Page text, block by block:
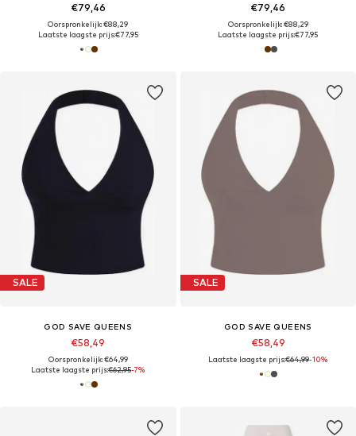
€79,46
Oorspronkelijk: €88,29
Laatste laagste prijs:€77,95
€79,46
Oorspronkelijk: €88,29
Laatste laagste prijs:€77,95
SALE
GOD SAVE QUEENS
€58,49
Oorspronkelijk: €64,99
Laatste laagste prijs:€62,95-7%
SALE
GOD SAVE QUEENS
€58,49
Laatste laagste prijs:€64,99-10%